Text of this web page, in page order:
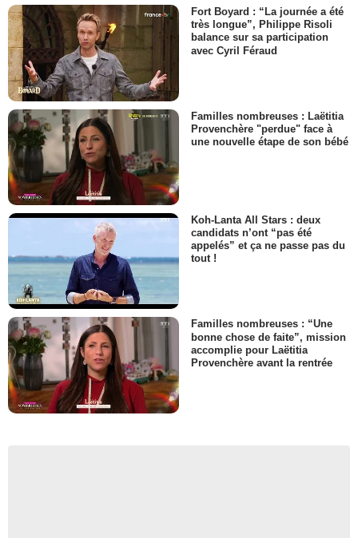
Fort Boyard : “La journée a été
très longue”, Philippe Risoli
balance sur sa participation
avec Cyril Féraud
Familles nombreuses : Laëtitia
Provenchère "perdue" face à
une nouvelle étape de son bébé
Koh-Lanta All Stars : deux
candidats n’ont “pas été
appelés” et ça ne passe pas du
tout !
Familles nombreuses : “Une
bonne chose de faite”, mission
accomplie pour Laëtitia
Provenchère avant la rentrée